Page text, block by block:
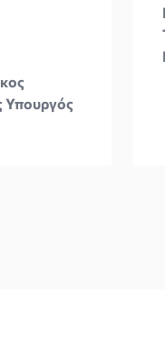
Υπουργός